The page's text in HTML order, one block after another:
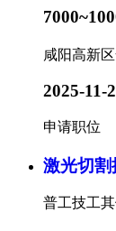
咸阳高新区
2025-11-
申请职位
激光切割
普工技工